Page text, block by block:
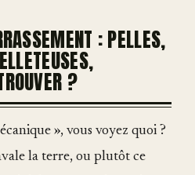
: PELLES,
?
», vous voyez quoi ?
la terre, ou plutôt ce